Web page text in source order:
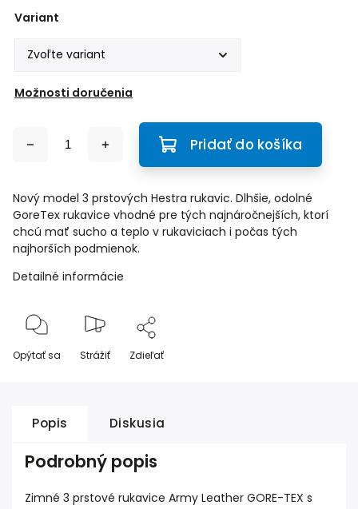
Variant
Možnosti doručenia
Pridať do košíka
Nový model 3 prstových Hestra rukavic. Dlhšie, odolné
GoreTex rukavice vhodné pre tých najnáročnejších, ktorí
chcú mať sucho a teplo v rukaviciach i počas tých
najhorších podmienok.
Detailné informácie
Opýtať sa Strážiť Zdieľať
Popis Diskusia
Podrobný popis
Zimné 3 prstové rukavice Army Leather GORE-TEX s